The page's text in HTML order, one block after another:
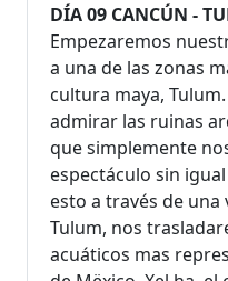
DÍA 09 CANCÚN -
Empezaremos
a una de las zonas
cultura maya,
admirar las ruinas
que simplemente
espectáculo sin
esto a través de
Tulum, nos
acuáticos mas